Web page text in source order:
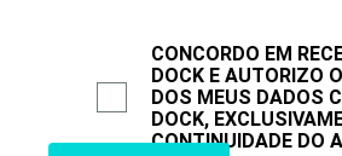
CONCORDO EM
DOCK E AUTORIZO
DOS MEUS DADOS
DOCK,
CONTINUIDADE DO